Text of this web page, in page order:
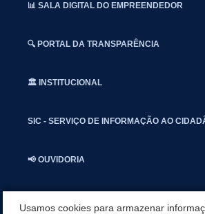
📊 SALA DIGITAL DO EMPREENDEDOR
🔍 PORTAL DA TRANSPARÊNCIA
🏛️ INSTITUCIONAL
SIC - SERVIÇO DE INFORMAÇÃO AO
📢 OUVIDORIA
Usamos cookies para armazenar